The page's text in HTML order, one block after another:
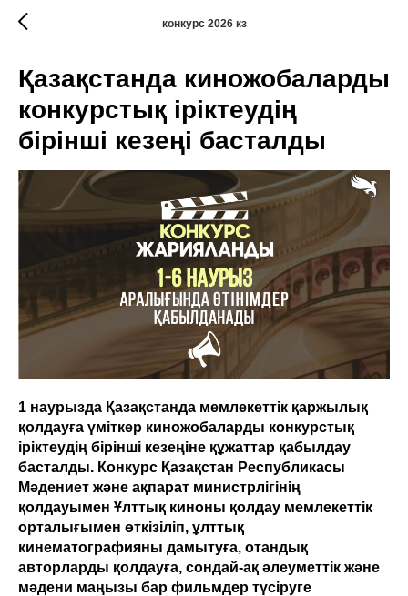
конкурс 2026 кз
Қазақстанда киножобаларды
конкурстық іріктеудің
бірінші кезеңі басталды
1 наурызда Қазақстанда мемлекеттік қаржылық
қолдауға үміткер киножобаларды конкурстық
іріктеудің бірінші кезеңіне құжаттар қабылдау
басталды. Конкурс Қазақстан Республикасы
Мәдениет және ақпарат министрлігінің
қолдауымен Ұлттық киноны қолдау мемлекеттік
орталығымен өткізіліп, ұлттық
кинематографияны дамытуға, отандық
авторларды қолдауға, сондай-ақ әлеуметтік және
мәдени маңызы бар фильмдер түсіруге